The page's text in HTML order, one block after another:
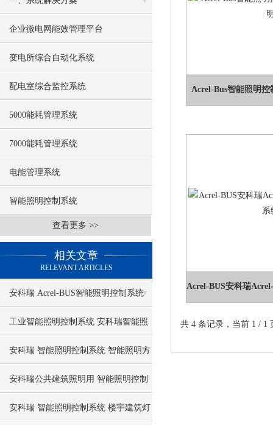
企业微电网能效管理平台
变电所综合自动化系统
配电室综合监控系统
5000能耗管理系统
7000能耗管理系统
电能管理系统
智能照明控制系统
查看更多 >>
相关文章
RELEVANT ARTICLES
安科瑞 Acrel-BUS智能照明控制系统
KNX总线设计
工业智能照明控制系统 安科瑞智能照
明
安科瑞 智能照明控制系统 智能照明方
案
安科瑞公共建筑照明用 智能照明控制
系统
安科瑞 智能照明控制系统 楼宇建筑灯
Acrel-Bus智能照明
共 4 条记录，当前 1 /